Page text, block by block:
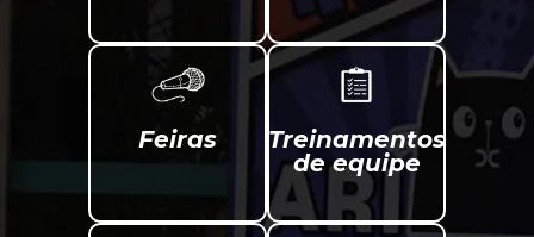
Feiras
Treinamentos
de equipe